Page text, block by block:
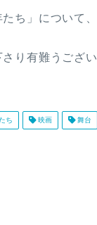
ち」について
り有難うござい
ち 映画 舞台